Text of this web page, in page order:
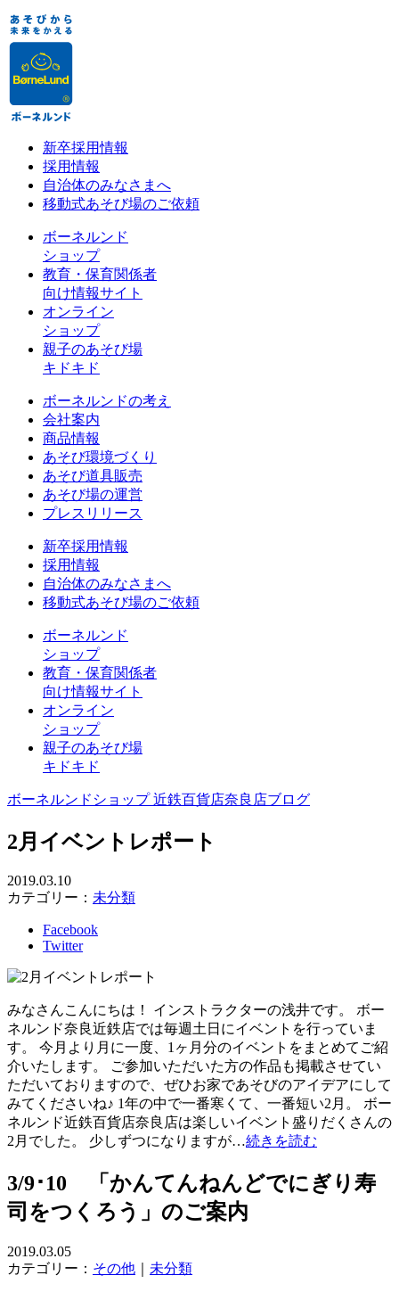
新卒採用情報
採用情報
自治体のみなさまへ
移動式あそび場のご依頼
ボーネルンド
ショップ
教育・保育関係者
向け情報サイト
オンライン
ショップ
親子のあそび場
キドキド
ボーネルンドの考え
会社案内
商品情報
あそび環境づくり
あそび道具販売
あそび場の運営
プレスリリース
新卒採用情報
採用情報
自治体のみなさまへ
移動式あそび場のご依頼
ボーネルンド
ショップ
教育・保育関係者
向け情報サイト
オンライン
ショップ
親子のあそび場
キドキド
ボーネルンドショップ 近鉄百貨店奈良店ブログ
2月イベントレポート
2019.03.10
カテゴリー： 未分類
Facebook
Twitter
みなさんこんにちは！ インストラクターの浅井です。 ボー
ネルンド奈良近鉄店では毎週土日にイベントを行っていま
す。 今月より月に一度、1ヶ月分のイベントをまとめてご紹
介いたします。 ご参加いただいた方の作品も掲載させてい
ただいておりますので、ぜひお家であそびのアイデアにして
みてくださいね♪ 1年の中で一番寒くて、一番短い2月。 ボー
ネルンド近鉄百貨店奈良店は楽しいイベント盛りだくさんの
2月でした。 少しずつになりますが…続きを読む
3/9･10 「かんてんねんどでにぎり寿
司をつくろう」のご案内
2019.03.05
カテゴリー： その他 未分類